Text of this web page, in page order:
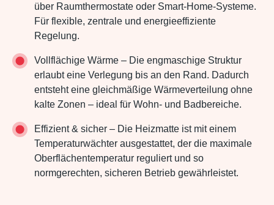
über Raumthermostate oder Smart-Home-Systeme.
Für flexible, zentrale und energieeffiziente
Regelung.
Vollflächige Wärme – Die engmaschige Struktur
erlaubt eine Verlegung bis an den Rand. Dadurch
entsteht eine gleichmäßige Wärmeverteilung ohne
kalte Zonen – ideal für Wohn- und Badbereiche.
Effizient & sicher – Die Heizmatte ist mit einem
Temperaturwächter ausgestattet, der die maximale
Oberflächentemperatur reguliert und so
normgerechten, sicheren Betrieb gewährleistet.